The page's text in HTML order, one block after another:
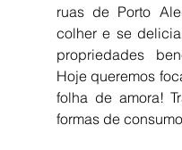
ruas de Porto
colher e se
propriedades
Hoje queremos
folha de amora!
formas de